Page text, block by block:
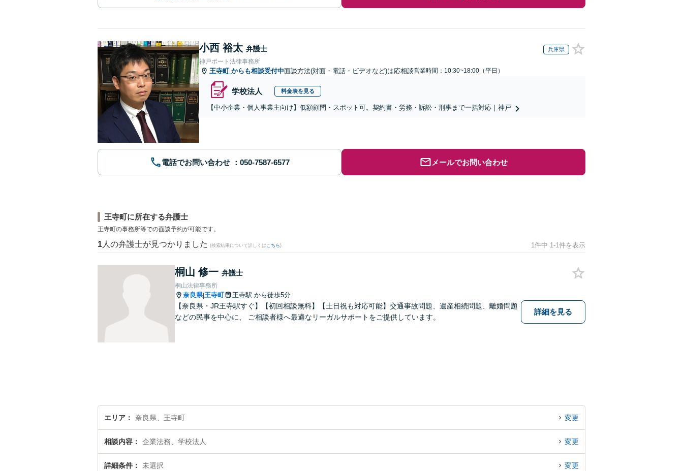
小西 裕太 弁護士 兵庫県
神戸ポート法律事務所
王寺町 からも相談受付中面談方法(対面・電話・ビデオなど)は応相談営業時間：10:30~18:00（平日）
学校法人 料金表を見る
【中小企業・個人事業主向け】低額顧問・スポット可。契約書・労務・訴訟・刑事まで一括対応｜神戸
電話でお問い合わせ メールでお問い合わせ
王寺町に所在する弁護士
王寺町の事務所等での面談予約が可能です。
1 人の弁護士が見つかりました (検索結果について詳しくは こちら) 1件中 1-1件を表示
桐山 修一 弁護士
桐山法律事務所
奈良県|王寺町 王寺駅 から徒歩5分
【奈良県・JR王寺駅すぐ】【初回相談無料】【土日祝も対応可能】交通事故問題、遺産相続問題、離婚問題
などの民事を中心に、 ご相談者様へ最適なリーガルサポートをご提供しています。
詳細を見る
エリア 奈良県、王寺町 変更
相談内容 企業法務、学校法人 変更
詳細条件 未選択 変更